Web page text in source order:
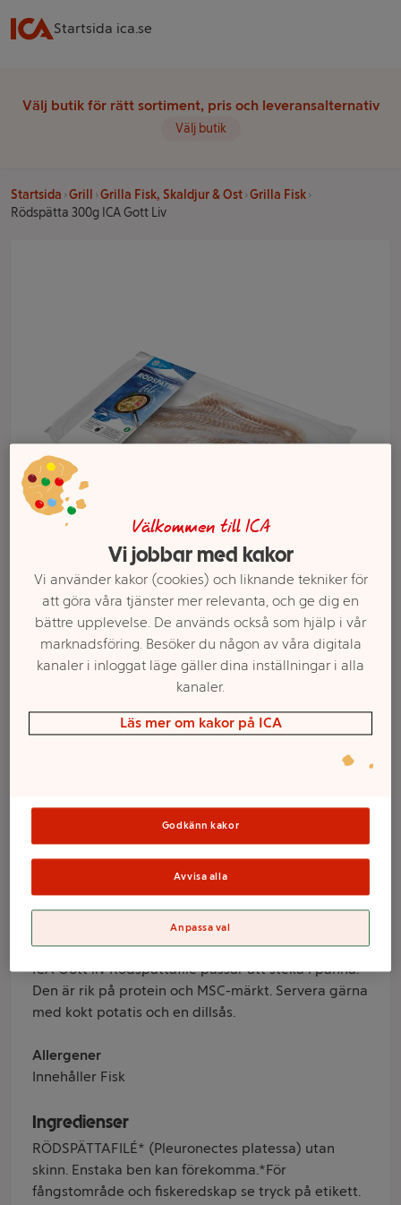
Startsida ica.se
Välj butik för rätt sortiment, pris och leveransalternativ
Välj butik
Startsida Grill Grilla Fisk, Skaldjur & Ost Grilla Fisk
Rödspätta 300g ICA Gott Liv
ICA Gott Liv
ICA Gott Liv
Produktinformation
ICA Gott liv Rödspättafilé passar att steka i panna.
Den är rik på protein och MSC-märkt. Servera gärna
med kokt potatis och en dillsås.
Allergener
Innehåller Fisk
Ingredienser
RÖDSPÄTTAFILÉ* (Pleuronectes platessa) utan
skinn. Enstaka ben kan förekomma.*För
fångstområde och fiskeredskap se tryck på etikett.
Välj butik och handla
Sortimentet kan variera mellan butikerna
Välkommen till ICA
Vi jobbar med kakor
Vi använder kakor (cookies) och liknande tekniker för
att göra våra tjänster mer relevanta, och ge dig en
bättre upplevelse. De används också som hjälp i vår
marknadsföring. Besöker du någon av våra digitala
kanaler i inloggat läge gäller dina inställningar i alla
kanaler.
Läs mer om kakor på ICA
Godkänn kakor
Avvisa alla
Anpassa val